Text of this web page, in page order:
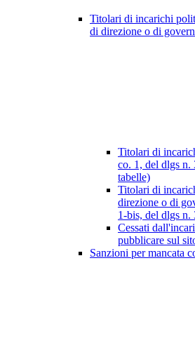
Titolari di incarichi
di direzione o di
Titolari di
co. 1, del dlgs n.
tabelle)
Titolari di
direzione o di
1-bis, del dlgs n.
Cessati
pubblicare sul
Sanzioni per mancata